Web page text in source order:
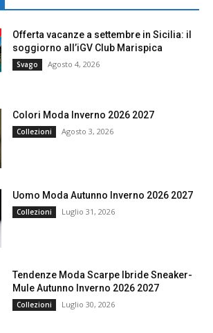
Offerta vacanze a settembre in Sicilia: il
soggiorno all’iGV Club Marispica
Svago Agosto 4, 2026
Colori Moda Inverno 2026 2027
Collezioni Agosto 3, 2026
Uomo Moda Autunno Inverno 2026 2027
Collezioni Luglio 31, 2026
Tendenze Moda Scarpe Ibride Sneaker-
Mule Autunno Inverno 2026 2027
Collezioni Luglio 30, 2026